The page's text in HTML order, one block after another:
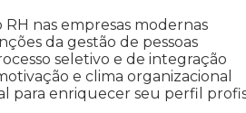
nas empresas modernas
da gestão de pessoas
seletivo e de integração
e clima organizacional
para enriquecer seu perfil